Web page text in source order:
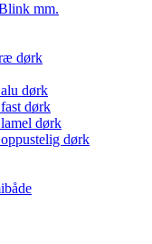
mm.
dørk
dørk
dørk
dørk
dørk